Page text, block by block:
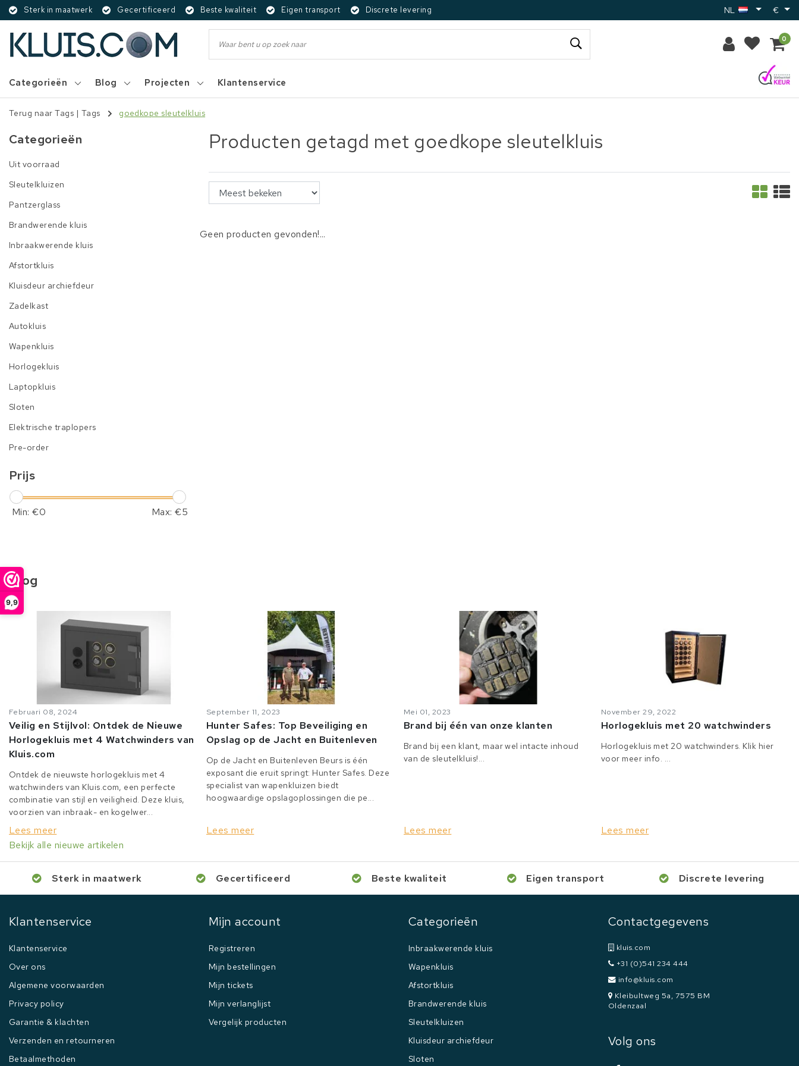
9,9
Sterk in maatwerk Gecertificeerd Beste kwaliteit Eigen transport Discrete levering NL €
0
Categorieën Blog Projecten Klantenservice
Terug naar Tags | Tags goedkope sleutelkluis
Categorieën
Uit voorraad
Sleutelkluizen
Pantzerglass
Brandwerende kluis
Inbraakwerende kluis
Afstortkluis
Kluisdeur archiefdeur
Zadelkast
Autokluis
Wapenkluis
Horlogekluis
Laptopkluis
Sloten
Elektrische traplopers
Pre-order
Prijs
Min: €0 Max: €5
Producten getagd met goedkope sleutelkluis
Geen producten gevonden!...
Blog
Februari 08, 2024
Veilig en Stijlvol: Ontdek de Nieuwe
Horlogekluis met 4 Watchwinders van
Kluis.com
Ontdek de nieuwste horlogekluis met 4
watchwinders van Kluis.com, een perfecte
combinatie van stijl en veiligheid. Deze kluis,
voorzien van inbraak- en kogelwer...
Lees meer
September 11, 2023
Hunter Safes: Top Beveiliging en
Opslag op de Jacht en Buitenleven
Op de Jacht en Buitenleven Beurs is één
exposant die eruit springt: Hunter Safes. Deze
specialist van wapenkluizen biedt
hoogwaardige opslagoplossingen die pe...
Lees meer
Mei 01, 2023
Brand bij één van onze klanten
Brand bij een klant, maar wel intacte inhoud
van de sleutelkluis!...
Lees meer
November 29, 2022
Horlogekluis met 20 watchwinders
Horlogekluis met 20 watchwinders. Klik hier
voor meer info. ...
Lees meer
Bekijk alle nieuwe artikelen
Sterk in maatwerk Gecertificeerd Beste kwaliteit Eigen transport Discrete levering
Klantenservice
Klantenservice
Over ons
Algemene voorwaarden
Privacy policy
Garantie & klachten
Verzenden en retourneren
Betaalmethoden
Mijn account
Registreren
Mijn bestellingen
Mijn tickets
Mijn verlanglijst
Vergelijk producten
Categorieën
Inbraakwerende kluis
Wapenkluis
Afstortkluis
Brandwerende kluis
Sleutelkluizen
Kluisdeur archiefdeur
Sloten
Contactgegevens
kluis.com
+31 (0)541 234 444
info@kluis.com
Kleibultweg 5a, 7575 BM
Oldenzaal
Volg ons